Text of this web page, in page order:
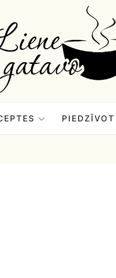
PIEDZĪVOT